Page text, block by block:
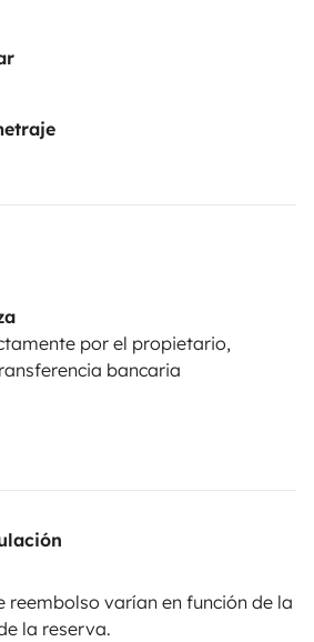
por el propietario,
bancaria
reembolso varían en función de la
la reserva.